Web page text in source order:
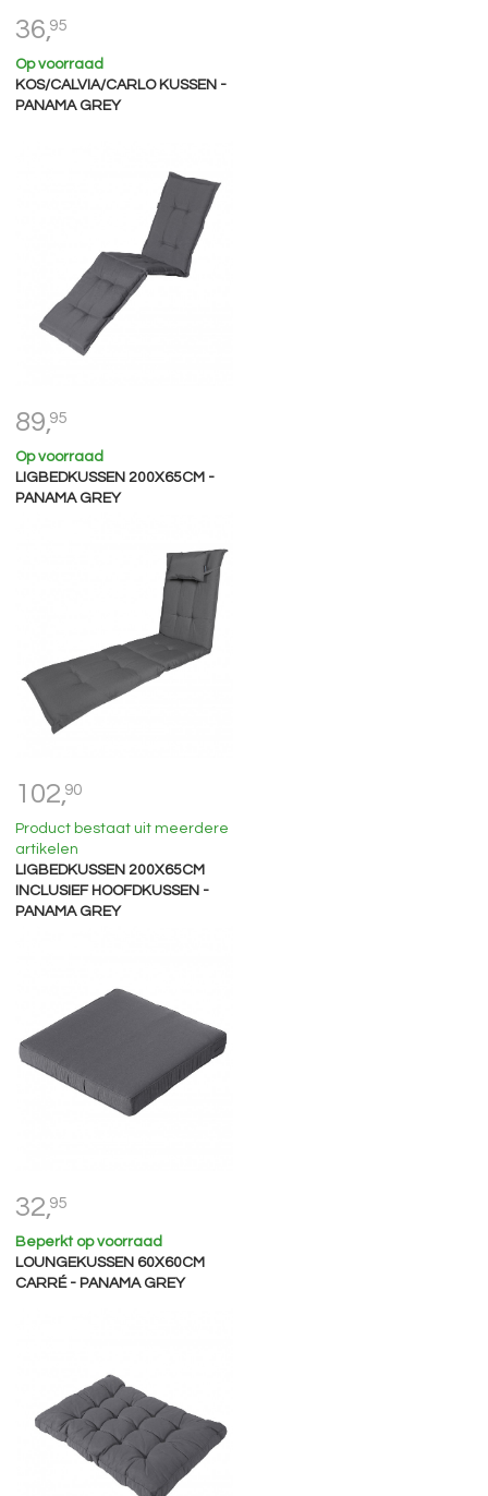
36,95
Op voorraad
KOS/CALVIA/CARLO KUSSEN -
PANAMA GREY
89,95
Op voorraad
LIGBEDKUSSEN 200X65CM -
PANAMA GREY
102,90
Product bestaat uit meerdere
artikelen
LIGBEDKUSSEN 200X65CM
INCLUSIEF HOOFDKUSSEN -
PANAMA GREY
32,95
Beperkt op voorraad
LOUNGEKUSSEN 60X60CM
CARRÉ - PANAMA GREY